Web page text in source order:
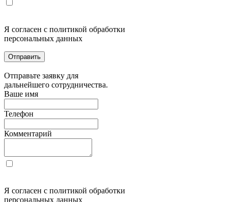
Я согласен с политикой обработки
персональных данных
Отправить
Отправьте заявку для
дальнейшего сотрудничества.
Ваше имя
Телефон
Комментарий
Я согласен с политикой обработки
персональных данных